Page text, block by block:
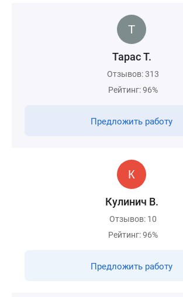
Тарас Т.
Отзывов: 313
Рейтинг: 96%
Предложить работу
Кулинич В.
Отзывов: 10
Рейтинг: 96%
Предложить работу